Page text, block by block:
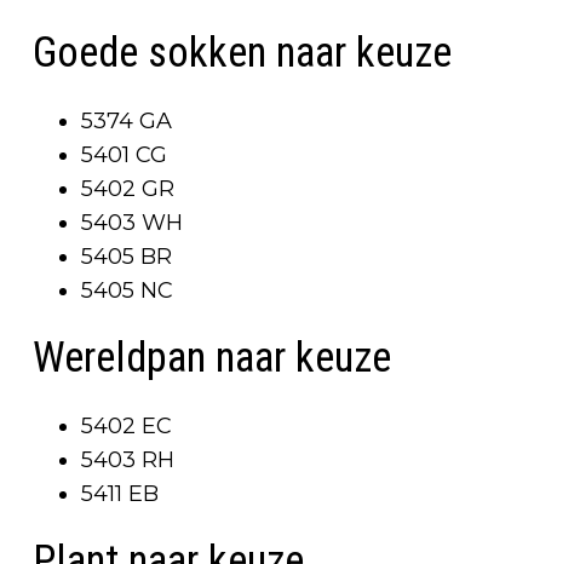
Goede sokken naar keuze
5374 GA
5401 CG
5402 GR
5403 WH
5405 BR
5405 NC
Wereldpan naar keuze
5402 EC
5403 RH
5411 EB